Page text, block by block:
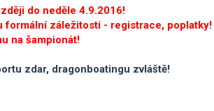
do neděle 4.9.2016!
formální záležitosti - registrace, poplatky!
na šampionát!
zdar, dragonboatingu zvláště!